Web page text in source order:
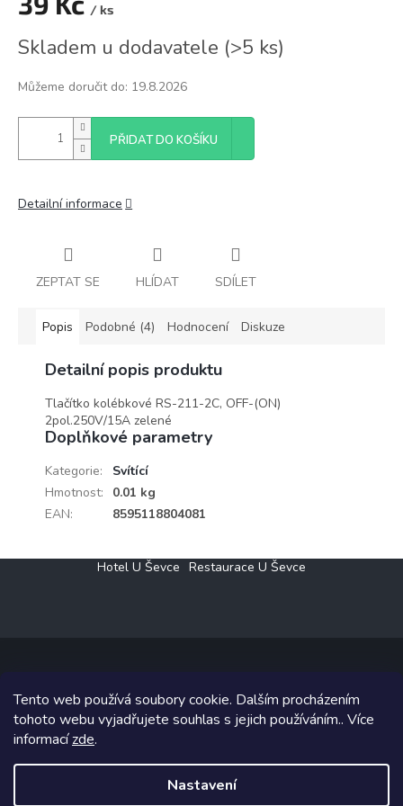
Tento web používá soubory cookie. Dalším procházením
tohoto webu vyjadřujete souhlas s jejich používáním.. Více
informacízde.
Nastavení
/ ks
cena:
Skladem u dodavatele (>5 ks)
Můžeme doručit do: 19.8.2026
PŘIDAT DO KOŠÍKU
Detailní informace
ZEPTAT SE HLÍDAT SDÍLET
Popis Podobné (4) Hodnocení Diskuze
Detailní popis produktu
Tlačítko kolébkové RS-211-2C, OFF-(ON)
2pol.250V/15A zelené
Doplňkové parametry
Kategorie:
Svítící
Hmotnost:
0.01 kg
EAN: 8595118804081
Hotel U Ševce Restaurace U Ševce
Copyright 2026Elektro Klesný s.r.o.. Všechna práva vyhrazena.
Grafický návrh vytvořil a na Shoptet implementoval
Shoptetak.cz.